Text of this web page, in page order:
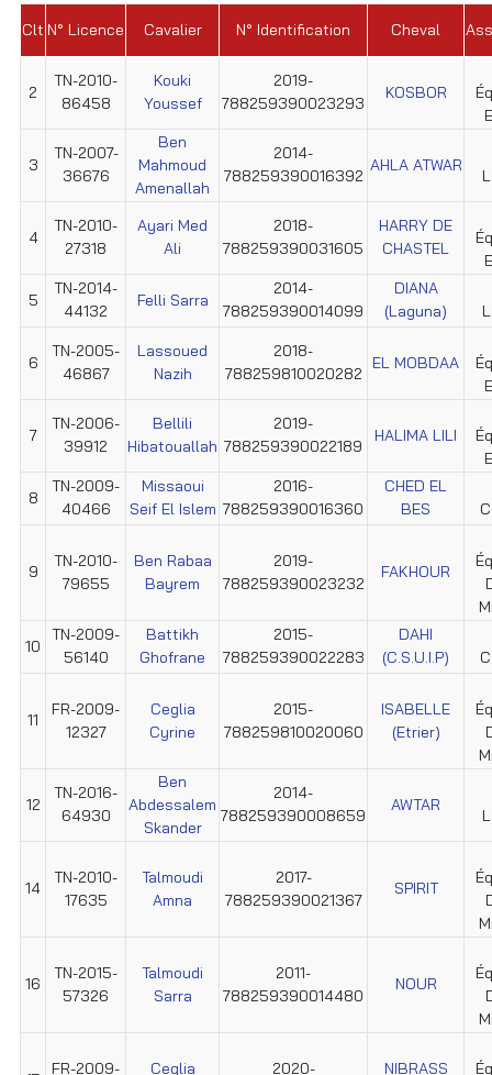
Clt N° Licence Cavalier N° Identification Cheval
2
TN-2010-
86458
Kouki
Youssef
2019-
788259390023293
KOSBOR
3
TN-2007-
36676
Ben
Mahmoud
Amenallah
2014-
788259390016392
AHLA ATWAR
4
TN-2010-
27318
Ayari Med
Ali
2018-
788259390031605
HARRY DE
CHASTEL
5
TN-2014-
44132
Felli Sarra
2014-
788259390014099
DIANA
(Laguna)
6
TN-2005-
46867
Lassoued
Nazih
2018-
788259810020282
EL MOBDAA
7
TN-2006-
39912
Bellili
Hibatouallah
2019-
788259390022189
HALIMA LILI
8
TN-2009-
40466
Missaoui
Seif El Islem
2016-
788259390016360
CHED EL
BES
9
TN-2010-
79655
Ben Rabaa
Bayrem
2019-
788259390023232
FAKHOUR
10
TN-2009-
56140
Battikh
Ghofrane
2015-
788259390022283
DAHI
(C.S.U.I.P)
11
FR-2009-
12327
Ceglia
Cyrine
2015-
788259810020060
ISABELLE
(Etrier)
12
TN-2016-
64930
Ben
Abdessalem
Skander
2014-
788259390008659
AWTAR
14
TN-2010-
17635
Talmoudi
Amna
2017-
788259390021367
SPIRIT
16
TN-2015-
57326
Talmoudi
Sarra
2011-
788259390014480
NOUR
FR-2009-
Ceglia
2020-
NIBRASS